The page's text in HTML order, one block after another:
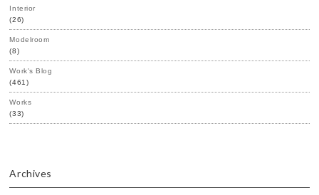
Interior
(26)
Modelroom
(8)
Work's Blog
(461)
Works
(33)
Archives